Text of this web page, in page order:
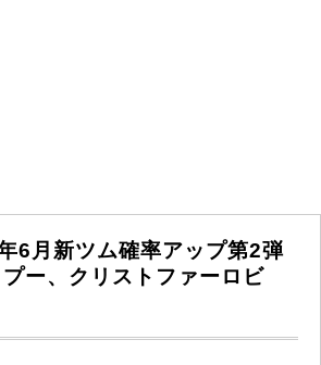
6月新ツム確率アップ第2弾
ー、クリストファーロビ